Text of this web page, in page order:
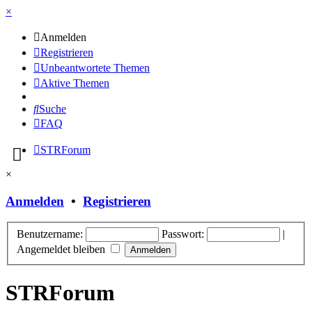
×
Anmelden
Registrieren
Unbeantwortete Themen
Aktive Themen
Suche
FAQ
STRForum
×
Anmelden • Registrieren
Benutzername: Passwort:
|
Angemeldet bleiben
STRForum